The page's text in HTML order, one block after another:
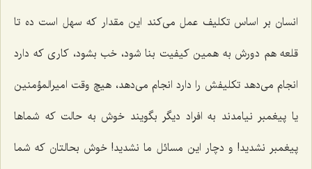
انسان بر اساس تكلیف عمل می‌كند این مقدار كه سهل است ده تا
قلعه هم دورش به همین كیفیت بنا شود، خب بشود، كاری كه دارد
انجام می‌دهد تكلیفش را دارد انجام می‌دهد، هیچ وقت امیرالمؤمنین
یا پیغمبر نیامدند به افراد دیگر بگویند خوش به حالت كه شماها
پیغمبر نشدید! و دچار این مسائل ما نشدید! خوش بحالتان كه شما